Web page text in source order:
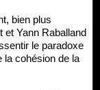
bien plus
et Yann Raballand
le paradoxe
la cohésion de la